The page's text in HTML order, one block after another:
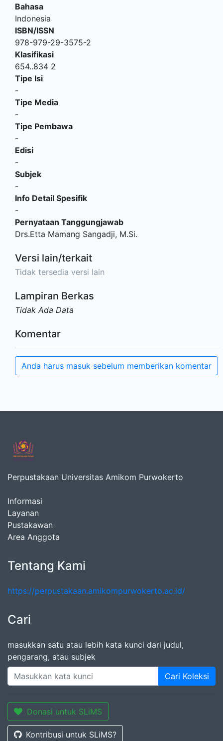
Bahasa
Indonesia
ISBN/ISSN
978-979-29-3575-2
Klasifikasi
654..834 2
Tipe Isi
-
Tipe Media
-
Tipe Pembawa
-
Edisi
-
Subjek
-
Info Detail Spesifik
-
Pernyataan Tanggungjawab
Drs.Etta Mamang Sangadji, M.Si.
Versi lain/terkait
Tidak tersedia versi lain
Lampiran Berkas
Tidak Ada Data
Komentar
Anda harus masuk sebelum memberikan komentar
Perpustakaan Universitas Amikom Purwokerto
Informasi
Layanan
Pustakawan
Area Anggota
Tentang Kami
https://perpustakaan.amikompurwokerto.ac.id/
Cari
masukkan satu atau lebih kata kunci dari judul,
pengarang, atau subjek
Cari Koleksi
Donasi untuk SLiMS
Kontribusi untuk SLiMS?